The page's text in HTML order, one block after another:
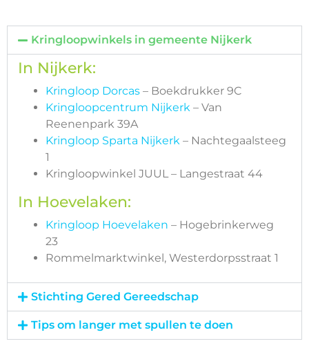
Kringloopwinkels in gemeente Nijkerk
In Nijkerk:
Kringloop Dorcas – Boekdrukker 9C
Kringloopcentrum Nijkerk – Van
Reenenpark 39A
Kringloop Sparta Nijkerk – Nachtegaalsteeg
1
Kringloopwinkel JUUL – Langestraat 44
In Hoevelaken:
Kringloop Hoevelaken – Hogebrinkerweg
23
Rommelmarktwinkel, Westerdorpsstraat 1
Stichting Gered Gereedschap
Tips om langer met spullen te doen